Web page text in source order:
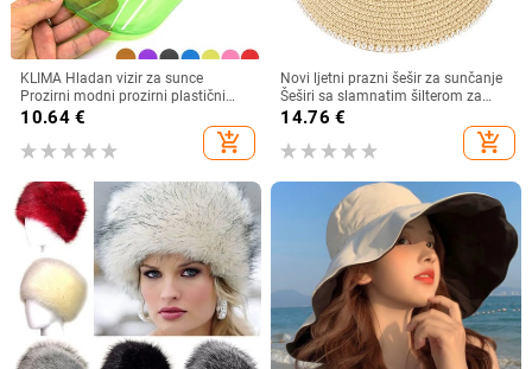
KLIMA Hladan vizir za sunce
Prozirni modni prozirni plastični
vizir Ljetna kapa Šešir za sunce
Zračni šešir za sunce Kape za
slobodno vrijeme Kasketa za plažu
10.64€
add_shopping_cart
Novi ljetni prazni šešir za sunčanje
Šeširi sa slamnatim šilterom za
žene, sklopivi šeširi sa širokim
obodom na smotanje, šeširi za
plažu s repom Zaštita od sunca
14.76 €
add_shopping_cart